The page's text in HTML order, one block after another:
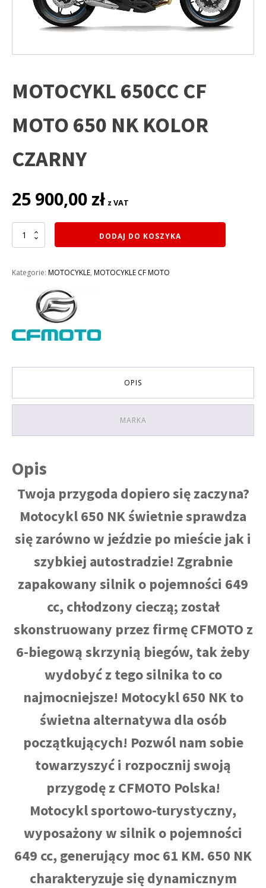
MOTOCYKL 650CC CF
MOTO 650 NK KOLOR
CZARNY
25 900,00 zł z VAT
ilość
MOTOCYKL
MOTO
DODAJ DO KOSZYKA
Kategorie: MOTOCYKLE, MOTOCYKLE CF MOTO
OPIS
MARKA
Opis
Twoja przygoda dopiero się zaczyna?
Motocykl 650 NK świetnie sprawdza
się zarówno w jeździe po mieście jak i
szybkiej autostradzie! Zgrabnie
zapakowany silnik o pojemności 649
cc, chłodzony cieczą; został
skonstruowany przez firmę CFMOTO z
6-biegową skrzynią biegów, tak żeby
wydobyć z tego silnika to co
najmocniejsze! Motocykl 650 NK to
świetna alternatywa dla osób
początkujących! Pozwól nam sobie
towarzyszyć i rozpocznij swoją
przygodę z CFMOTO Polska!
Motocykl sportowo-turystyczny,
wyposażony w silnik o pojemności
649 cc, generujący moc 61 KM. 650 NK
charakteryzuje się dynamicznym